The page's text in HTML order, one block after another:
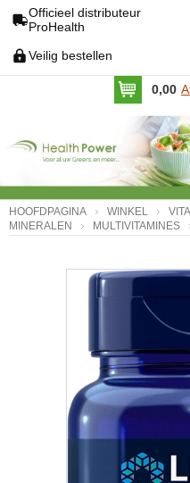
Officieel distributeur
ProHealth
Veilig bestellen
0,00
HOOFDPAGINA WINKEL
MINERALEN
MULTIVITAMINES